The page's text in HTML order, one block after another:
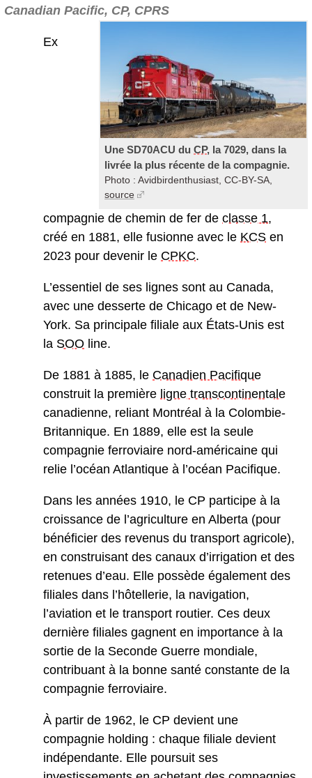
Canadian Pacific, CP, CPRS
Une SD70ACU du CP, la 7029, dans la
livrée la plus récente de la compagnie.
Photo : Avidbirdenthusiast, CC-BY-SA,
source
Ex
compagnie de chemin de fer de classe 1,
créé en 1881, elle fusionne avec le KCS en
2023 pour devenir le CPKC.
L’essentiel de ses lignes sont au Canada,
avec une desserte de Chicago et de New-
York. Sa principale filiale aux États-Unis est
la SOO line.
De 1881 à 1885, le Canadien Pacifique
construit la première ligne transcontinentale
canadienne, reliant Montréal à la Colombie-
Britannique. En 1889, elle est la seule
compagnie ferroviaire nord-américaine qui
relie l’océan Atlantique à l’océan Pacifique.
Dans les années 1910, le CP participe à la
croissance de l’agriculture en Alberta (pour
bénéficier des revenus du transport agricole),
en construisant des canaux d’irrigation et des
retenues d’eau. Elle possède également des
filiales dans l’hôtellerie, la navigation,
l’aviation et le transport routier. Ces deux
dernière filiales gagnent en importance à la
sortie de la Seconde Guerre mondiale,
contribuant à la bonne santé constante de la
compagnie ferroviaire.
À partir de 1962, le CP devient une
compagnie holding : chaque filiale devient
indépendante. Elle poursuit ses